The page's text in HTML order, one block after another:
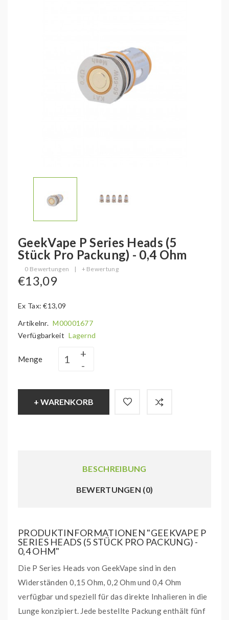
GeekVape P Series Heads (5
Stück Pro Packung) - 0,4 Ohm
0 Bewertungen | + Bewertung
€13,09
Ex Tax: €13,09
Artikelnr. M00001677
Verfügbarkeit Lagernd
Menge
+ WARENKORB
BESCHREIBUNG
BEWERTUNGEN (0)
PRODUKTINFORMATIONEN "GEEKVAPE P
SERIES HEADS (5 STÜCK PRO PACKUNG) -
0,4 OHM"
Die P Series Heads von GeekVape sind in den
Widerständen 0,15 Ohm, 0,2 Ohm und 0,4 Ohm
verfügbar und speziell für das direkte Inhalieren in die
Lunge konzipiert. Jede bestellte Packung enthält fünf